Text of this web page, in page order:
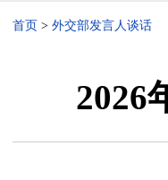
首页 > 外交部发言人谈话
2026